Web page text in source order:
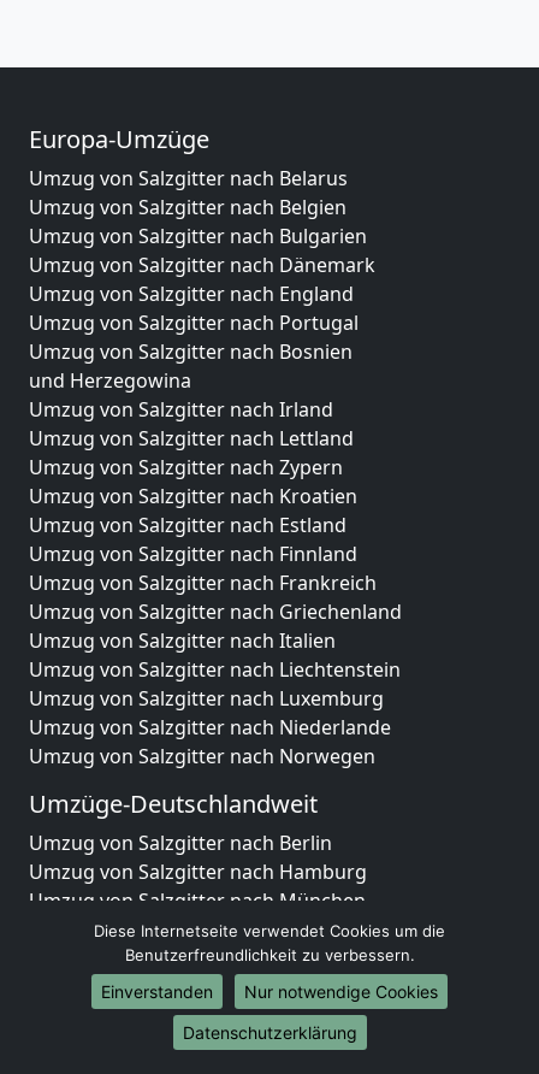
Europa-Umzüge
Umzug von Salzgitter nach Belarus
Umzug von Salzgitter nach Belgien
Umzug von Salzgitter nach Bulgarien
Umzug von Salzgitter nach Dänemark
Umzug von Salzgitter nach England
Umzug von Salzgitter nach Portugal
Umzug von Salzgitter nach Bosnien
und Herzegowina
Umzug von Salzgitter nach Irland
Umzug von Salzgitter nach Lettland
Umzug von Salzgitter nach Zypern
Umzug von Salzgitter nach Kroatien
Umzug von Salzgitter nach Estland
Umzug von Salzgitter nach Finnland
Umzug von Salzgitter nach Frankreich
Umzug von Salzgitter nach Griechenland
Umzug von Salzgitter nach Italien
Umzug von Salzgitter nach Liechtenstein
Umzug von Salzgitter nach Luxemburg
Umzug von Salzgitter nach Niederlande
Umzug von Salzgitter nach Norwegen
Umzüge-Deutschlandweit
Umzug von Salzgitter nach Berlin
Umzug von Salzgitter nach Hamburg
Umzug von Salzgitter nach München
Umzug von Salzgitter nach Köln
Umzug von Salzgitter nach Frankfurt am Main
Umzug von Salzgitter nach Stuttgart
Umzug von Salzgitter nach Düsseldorf
Umzug von Salzgitter nach Leipzig
Diese Internetseite verwendet Cookies um die
Benutzerfreundlichkeit zu verbessern.
Einverstanden
Nur notwendige Cookies
Datenschutzerklärung